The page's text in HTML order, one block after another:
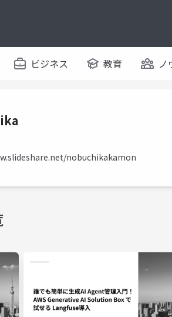
ビジネス 教育 ノ
nobuchikakamon